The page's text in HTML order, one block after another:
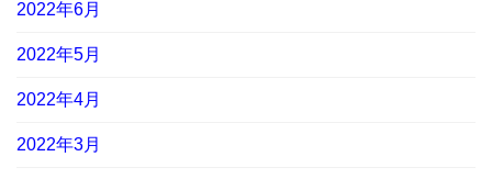
2022年6月
2022年5月
2022年4月
2022年3月